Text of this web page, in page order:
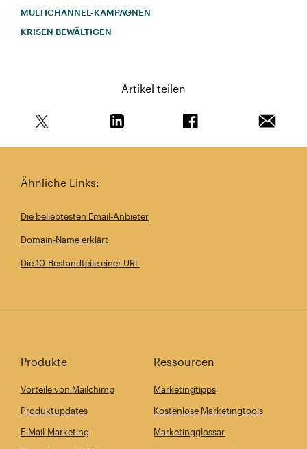
MULTICHANNEL-KAMPAGNEN
KRISEN BEWÄLTIGEN
Artikel teilen
Ähnliche Links:
Die beliebtesten Email-Anbieter
Domain-Name erklärt
Die 10 Bestandteile einer URL
Produkte
Vorteile von Mailchimp
Produktupdates
E-Mail-Marketing
Ressourcen
Marketingtipps
Kostenlose Marketingtools
Marketingglossar